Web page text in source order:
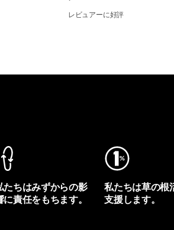
レビュアーに好評
たちはみずからの影
に責任をもちます。
私たちは草の根
支援します。